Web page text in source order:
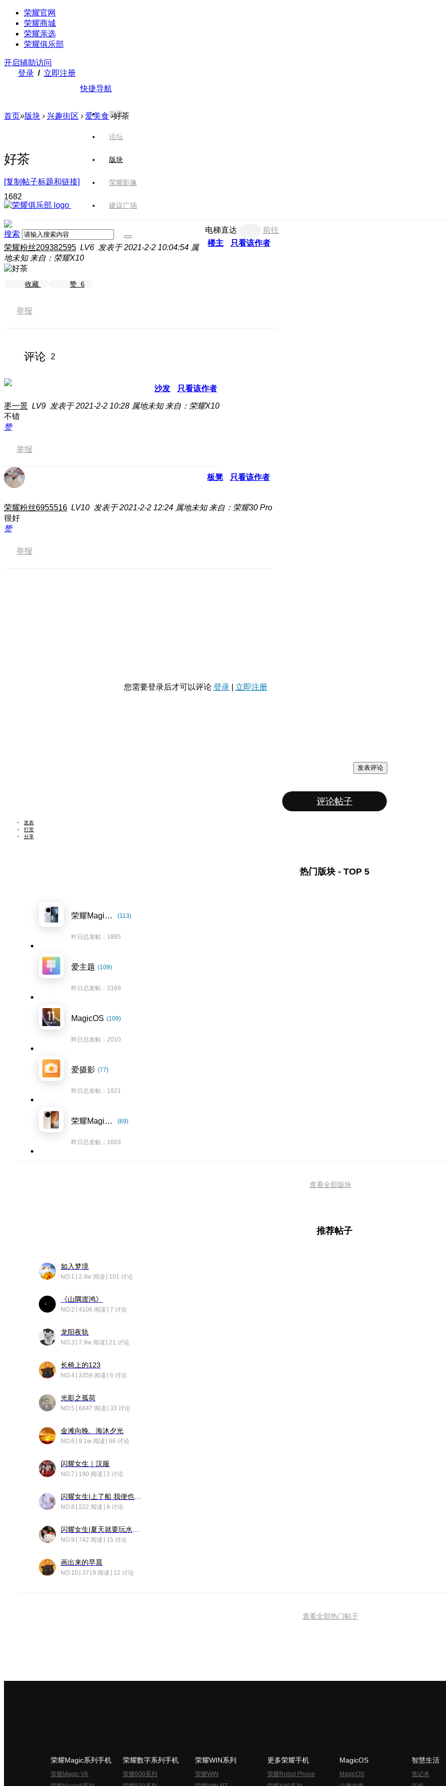
荣耀官网
荣耀商城
荣耀亲选
荣耀俱乐部
开启辅助访问
登录 / 立即注册
快捷导航
首页
论坛
版块
荣耀影像
建议广场
搜索
首页»版块 › 兴趣街区 › 爱美食 ›好茶
好茶
[复制帖子标题和链接]
1682
电梯直达
前往
楼主
只看该作者
荣耀粉丝209382595 LV6 发表于 2021-2-2 10:04:54 属
地未知 来自：荣耀X10
收藏 赞 6
举报
评论 2
沙发 只看该作者
枣一景 LV9 发表于 2021-2-2 10:28 属地未知 来自：荣耀X10
不错
赞
举报
板凳 只看该作者
荣耀粉丝6955516 LV10 发表于 2021-2-2 12:24 属地未知 来自：荣耀30 Pro
很好
赞
举报
您需要登录后才可以评论 登录 立即注册
发表评论
评论帖子
发表
打赏
分享
热门版块 - TOP 5
荣耀Magic7系列 (113)
昨日总发帖：1885
爱主题 (109)
昨日总发帖：2169
MagicOS (109)
昨日总发帖：2010
爱摄影 (77)
昨日总发帖：1821
荣耀Magic8系列 (69)
昨日总发帖：1603
查看全部版块
推荐帖子
如入梦境
NO.1 2.4w 阅读 101 讨论
《山隅渡鸿》
NO.2 4106 阅读 7 讨论
龙阳夜轨
NO.3 7.9w 阅读 21 讨论
长椅上的123
NO.4 3359 阅读 6 讨论
光影之孤荷
NO.5 6847 阅读 33 讨论
金滩向晚、海沐夕光
NO.6 9.1w 阅读 66 讨论
闪耀女生｜汉服
NO.7 190 阅读 2 讨论
NO.8 222 阅读 8 讨论
NO.9 742 阅读 15 讨论
画出来的早晨
NO.10 3719 阅读 12 讨论
查看全部热门帖子
荣耀Magic系列手机
荣耀Magic V6
荣耀数字系列手机
荣耀600系列
荣耀WIN系列
荣耀WIN
更多荣耀手机
荣耀Robot Phone
MagicOS
MagicOS
智慧生活
笔记本